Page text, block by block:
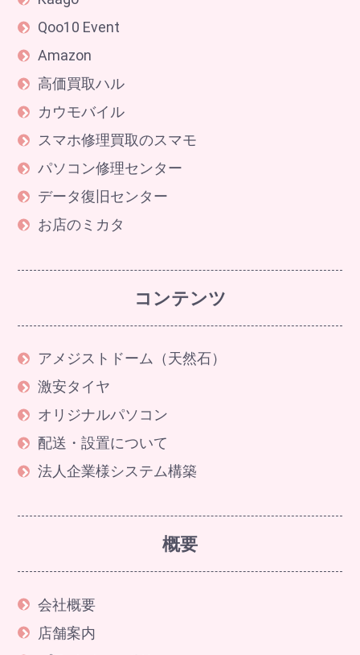
Qoo10 Event
Amazon
高価買取ハル
カウモバイル
スマホ修理買取のスマモ
パソコン修理センター
データ復旧センター
お店のミカタ
コンテンツ
アメジストドーム（天然石）
激安タイヤ
オリジナルパソコン
配送・設置について
法人企業様システム構築
概要
会社概要
店舗案内